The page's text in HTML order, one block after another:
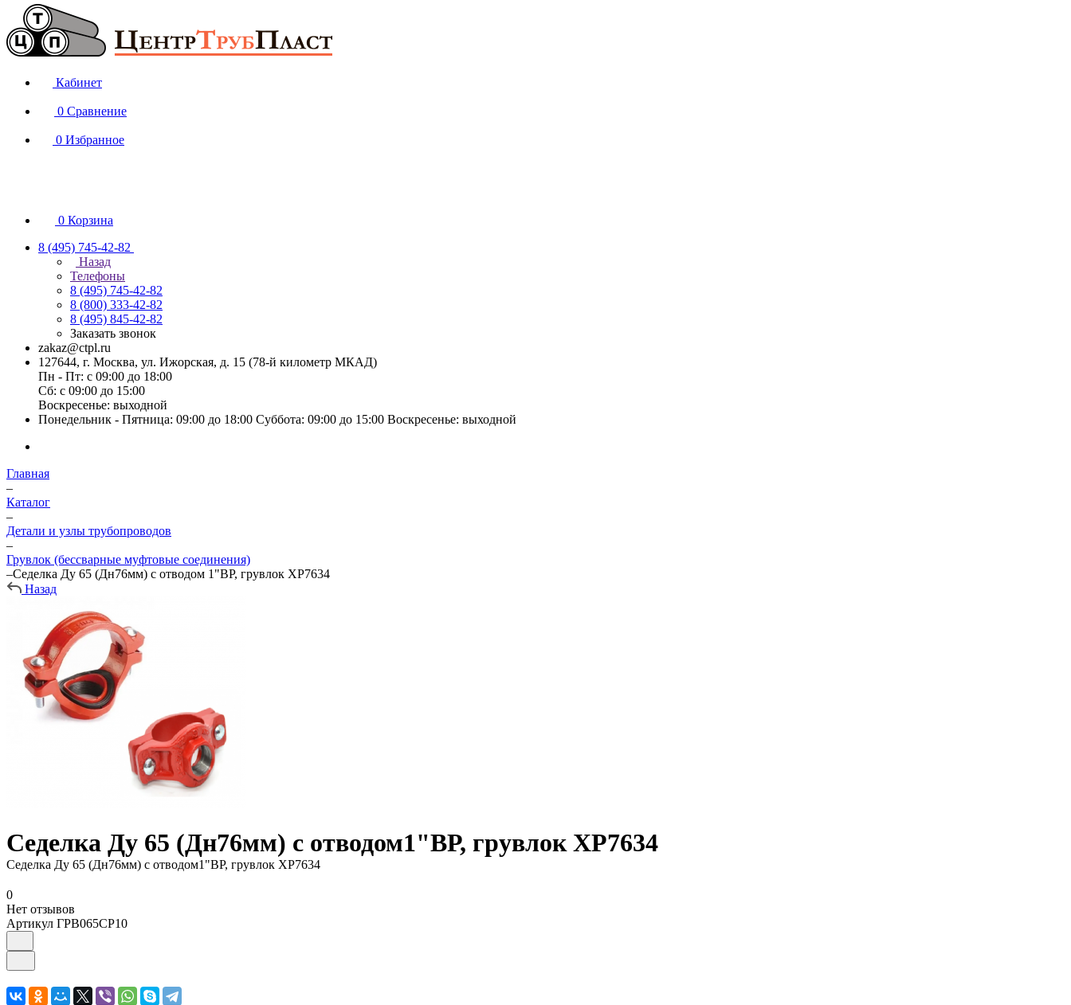
Кабинет
0 Сравнение
0 Избранное
0 Корзина
8 (495) 745-42-82
Назад
Телефоны
8 (495) 745-42-82
8 (800) 333-42-82
8 (495) 845-42-82
Заказать звонок
zakaz@ctpl.ru
127644, г. Москва, ул. Ижорская, д. 15 (78-й километр МКАД)
Пн - Пт: с 09:00 до 18:00
Сб: с 09:00 до 15:00
Воскресенье: выходной
Понедельник - Пятница: 09:00 до 18:00 Суббота: 09:00 до 15:00 Воскресенье: выходной
Главная
–
Каталог
–
Детали и узлы трубопроводов
–
Грувлок (бессварные муфтовые соединения)
–Седелка Ду 65 (Дн76мм) с отводом 1"ВР, грувлок XP7634
Назад
Седелка Ду 65 (Дн76мм) с отводом1"ВР, грувлок XP7634
Седелка Ду 65 (Дн76мм) с отводом1"ВР, грувлок XP7634
0
Нет отзывов
Артикул ГРВ065СР10